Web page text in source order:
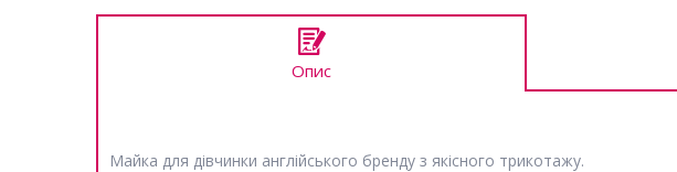
Опис
Майка для дівчинки англійського бренду з якісного трикотажу.